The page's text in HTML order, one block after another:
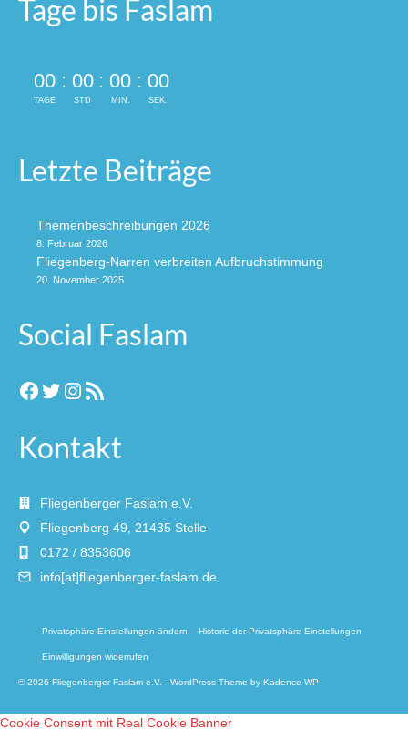
Tage bis Faslam
00
TAGE
: 00
STD
: 00
MIN.
: 00
SEK.
Letzte Beiträge
Themenbeschreibungen 2026
8. Februar 2026
Fliegenberg-Narren verbreiten Aufbruchstimmung
20. November 2025
Social Faslam
Facebook
Twitter
Instagram
RSS-Feed
Kontakt
Fliegenberger Faslam e.V.
Fliegenberg 49, 21435 Stelle
0172 / 8353606
info[at]fliegenberger-faslam.de
Privatsphäre-Einstellungen ändern Historie der Privatsphäre-Einstellungen
Einwilligungen widerrufen
© 2026 Fliegenberger Faslam e.V. - WordPress Theme by Kadence WP
Cookie Consent mit Real Cookie Banner